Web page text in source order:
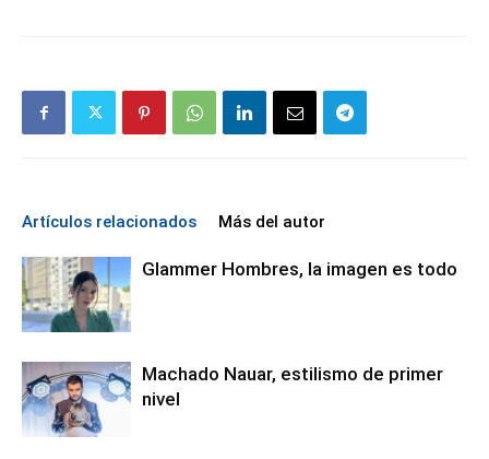
Artículos relacionados Más del autor
Glammer Hombres, la imagen es todo
Machado Nauar, estilismo de primer
nivel